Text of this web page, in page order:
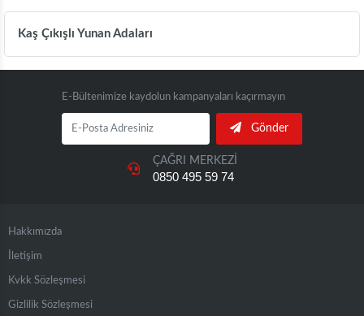
Kaş Çıkışlı Yunan Adaları
E-Bültenimize kaydolun kampanyaları kaçırmayın
Gönder
ÇAĞRI MERKEZİ
0850 495 59 74
Hakkımızda
İletişim
Kvkk Sözleşmesi
Gizlilik Sözleşmesi